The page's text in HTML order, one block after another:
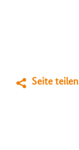
Seite teilen